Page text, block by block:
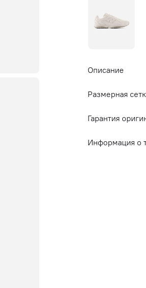
Описание
Размерная
Гарантия
Информация о